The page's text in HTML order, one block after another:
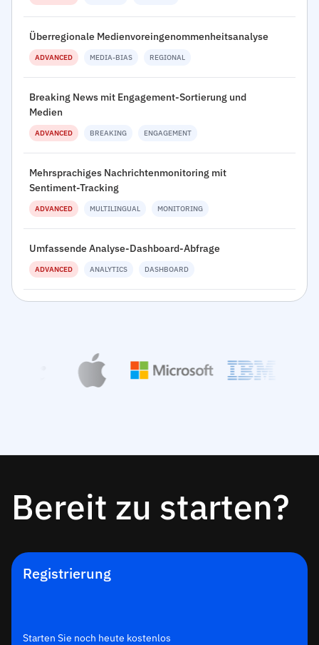
Überregionale Medienvoreingenommenheitsanalyse
ADVANCED MEDIA-BIAS REGIONAL
Breaking News mit Engagement-Sortierung und
Medien
ADVANCED BREAKING ENGAGEMENT
Mehrsprachiges Nachrichtenmonitoring mit
Sentiment-Tracking
ADVANCED MULTILINGUAL MONITORING
Umfassende Analyse-Dashboard-Abfrage
ADVANCED ANALYTICS DASHBOARD
Bereit zu starten?
Registrierung
Starten Sie noch heute kostenlos